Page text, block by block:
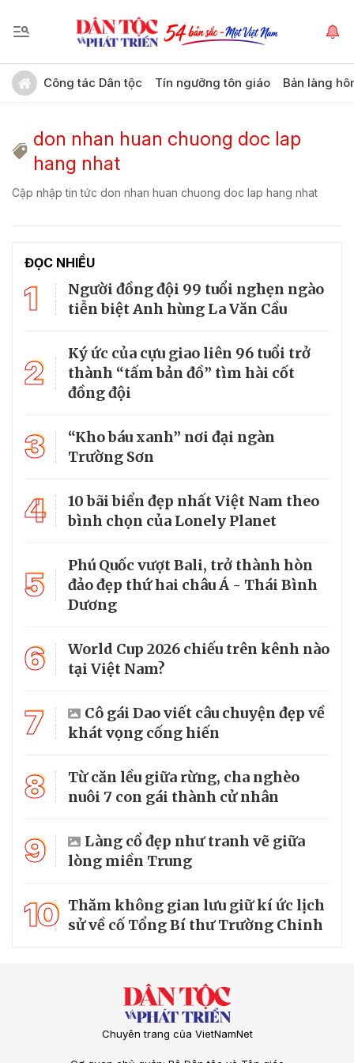
Công tác Dân tộc Tín ngưỡng tôn giáo Bản làng
don nhan huan chuong doc lap
hang nhat
Cập nhập tin tức don nhan huan chuong doc lap hang nhat
ĐỌC NHIỀU
1
Người đồng đội 99 tuổi nghẹn ngào
tiễn biệt Anh hùng La Văn Cầu
2
Ký ức của cựu giao liên 96 tuổi trở
thành “tấm bản đồ” tìm hài cốt
đồng đội
3
“Kho báu xanh” nơi đại ngàn
Trường Sơn
4
10 bãi biển đẹp nhất Việt Nam theo
bình chọn của Lonely Planet
5
Phú Quốc vượt Bali, trở thành hòn
đảo đẹp thứ hai châu Á - Thái Bình
Dương
6
World Cup 2026 chiếu trên kênh nào
tại Việt Nam?
7
Cô gái Dao viết câu chuyện đẹp về
khát vọng cống hiến
8
Từ căn lều giữa rừng, cha nghèo
nuôi 7 con gái thành cử nhân
9
Làng cổ đẹp như tranh vẽ giữa
lòng miền Trung
10 Thăm không gian lưu giữ kí ức lịch
sử về cố Tổng Bí thư Trường Chinh
Chuyên trang của VietNamNet